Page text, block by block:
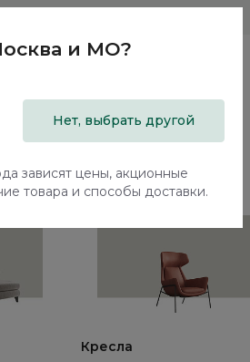
Мягкая мебель
Кресла
и МО?
Нет, выбрать другой
зависят цены, акционные
товара и способы доставки.